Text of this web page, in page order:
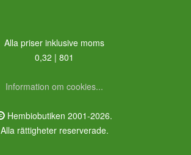
Alla priser inklusive moms
0,32 | 801
Information om cookies...
Hembiobutiken 2001-2026.
Alla rättigheter reserverade.